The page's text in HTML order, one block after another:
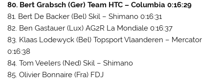
80. Bert Grabsch (Ger) Team HTC – Columbia 0:16:29
81. Bert De Backer (Bel) Skil – Shimano 0:16:31
82. Ben Gastauer (Lux) AG2R La Mondiale 0:16:37
83. Klaas Lodewyck (Bel) Topsport Vlaanderen – Mercator
0:16:38
84. Tom Veelers (Ned) Skil – Shimano
85. Olivier Bonnaire (Fra) FDJ